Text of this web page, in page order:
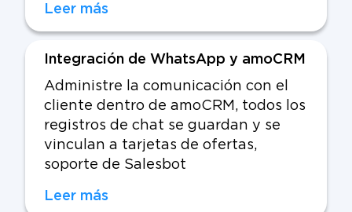
Leer más
Integración de WhatsApp y amoCRM
Administre la comunicación con el
cliente dentro de amoCRM, todos los
registros de chat se guardan y se
vinculan a tarjetas de ofertas,
soporte de Salesbot
Leer más